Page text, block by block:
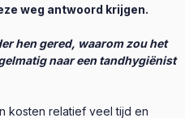
weg antwoord krijgen.
hen gered, waarom zou het
naar een tandhygiënist
kosten relatief veel tijd en